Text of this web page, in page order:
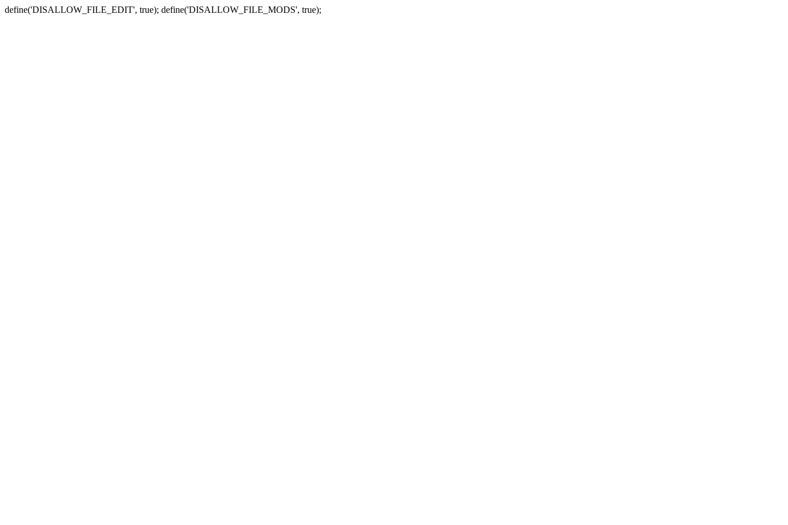
define('DISALLOW_FILE_EDIT', true); define('DISALLOW_FILE_MODS', true);